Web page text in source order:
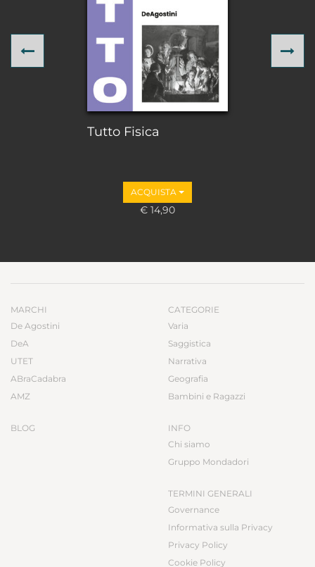
Tutto Fisica
ACQUISTA
€ 14,90
Previous
MARCHI
De Agostini
DeA
UTET
ABraCadabra
AMZ
BLOG
CATEGORIE
Varia
Saggistica
Narrativa
Geografia
Bambini e Ragazzi
INFO
Chi siamo
Gruppo Mondadori
TERMINI GENERALI
Governance
Informativa sulla Privacy
Privacy Policy
Cookie Policy